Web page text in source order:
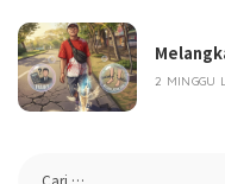
2 MINGGU